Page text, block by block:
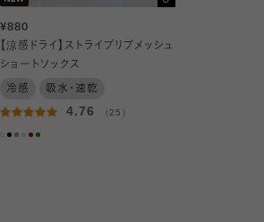
¥880
【涼感ドライ】ストライプリブメッシュ
ショートソックス
冷感 吸水・速乾
4.76 （25）